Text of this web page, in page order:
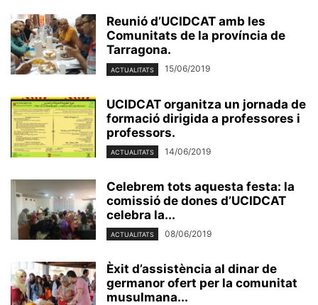
Reunió d’UCIDCAT amb les
Comunitats de la província de
Tarragona.
ACTUALITATS 15/06/2019
UCIDCAT organitza un jornada de
formació dirigida a professores i
professors.
ACTUALITATS 14/06/2019
Celebrem tots aquesta festa: la
comissió de dones d’UCIDCAT
celebra la...
ACTUALITATS 08/06/2019
Èxit d’assistència al dinar de
germanor ofert per la comunitat
musulmana...